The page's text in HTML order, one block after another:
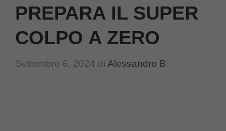
PREPARA IL SUPER
COLPO A ZERO
Settembre 6, 2024 di Alessandro B